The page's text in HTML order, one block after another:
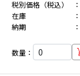
税別価格（税込）
在庫
納期
数量：